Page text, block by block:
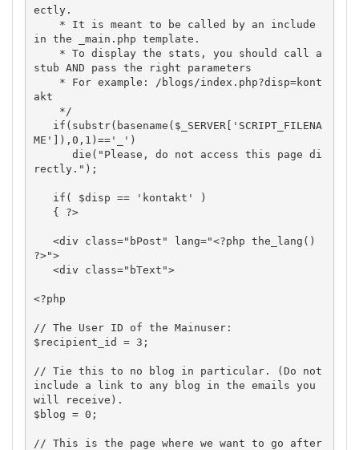
ectly.
in the _main.php template.
stub AND pass the right parameters
akt
ME']),0,1)=='_')
rectly.");
?>">
<?php
// The User ID of the Mainuser:
$recipient_id = 3;
// Tie this to no blog in particular. (Do not
include a link to any blog in the emails you
will receive).
$blog = 0;
// This is the page where we want to go after